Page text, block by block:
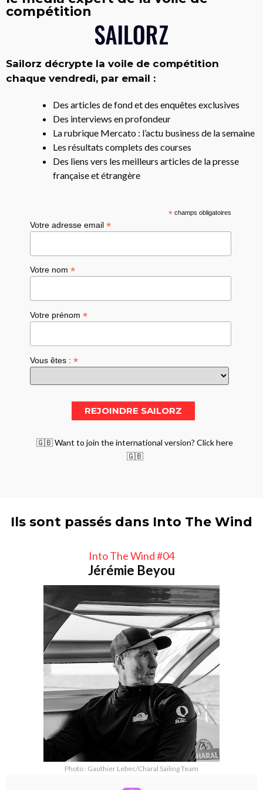
compétition
Sailorz décrypte la voile de compétition
chaque vendredi, par email :
Des articles de fond et des enquêtes exclusives
Des interviews en profondeur
La rubrique Mercato : l’actu business de la semaine
Les résultats complets des courses
Des liens vers les meilleurs articles de la presse
française et étrangère
*champs obligatoires
Votre adresse email*
Votre nom*
Votre prénom*
Vous êtes :*
🇬🇧 Want to join the international version? Click here
🇬🇧
Ils sont passés dans Into The Wind
Into The Wind #04
Jérémie Beyou
Photo : Gauthier Lebec/Charal Sailing Team